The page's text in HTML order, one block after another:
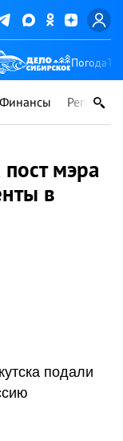
Погода
Финансы Регионы
мэра
в
подали